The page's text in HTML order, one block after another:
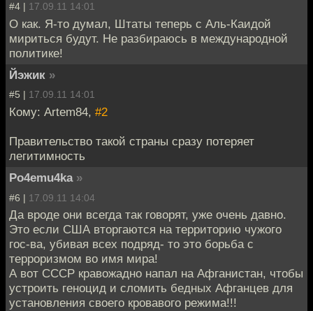
#4 | 17.09.11 14:01
О как. Я-то думал, Штаты теперь с Аль-Каидой
мириться будут. Не разбираюсь в международной
политике!
Йэжик »
#5 | 17.09.11 14:01
Кому: Artem84, #2
Правительство такой страны сразу потеряет
легитимность
Po4emu4ka »
#6 | 17.09.11 14:04
Да вроде они всегда так говорят, уже очень давно.
Это если США вторгаются на территорию чужого
гос-ва, убивая всех подряд- то это борьба с
терроризмом во имя мира!
А вот СССР кравожадно напал на Афганистан, чтобы
устроить геноцид и сломить бедных Афганцев для
установления своего кровавого режима!!!